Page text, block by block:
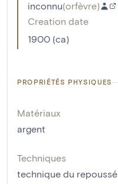
inconnu(orfèvre)
Creation date
1900 (ca)
PROPRIÉTÉS PHYSIQUES
Matériaux
argent
Techniques
technique du repoussé